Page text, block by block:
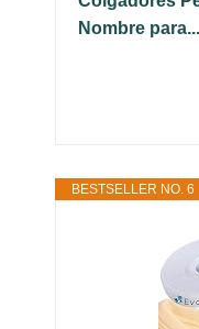
Nombre para...
BESTSELLER NO. 6